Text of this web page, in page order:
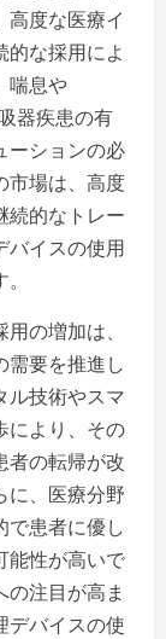
度な医療イ
的な採用によ
喘息や
器疾患の有
ーションの必
市場は、高度
続的なトレー
バイスの使用
の増加は、
需要を推進し
ル技術やスマ
により、その
者の転帰が改
に、医療分野
で患者に優し
能性が高いで
注目が高ま
デバイスの使